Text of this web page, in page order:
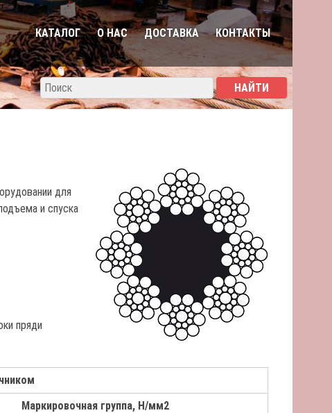
КАТАЛОГ О НАС ДОСТАВКА КОНТАКТЫ
для
и спуска
пряди
Маркировочная группа, Н/мм2